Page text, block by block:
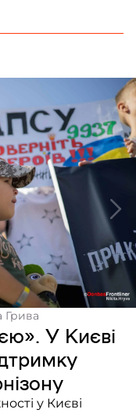
Грива
У Києві
у Києві